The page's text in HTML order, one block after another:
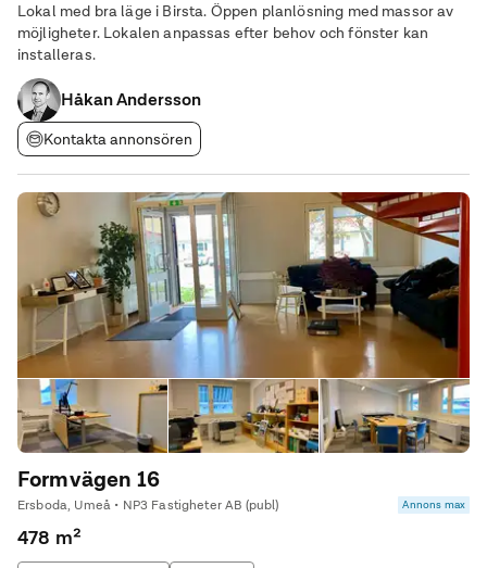
Lokal med bra läge i Birsta. Öppen planlösning med massor av
möjligheter. Lokalen anpassas efter behov och fönster kan
installeras.
Håkan Andersson
Kontakta annonsören
Formvägen 16
Ersboda, Umeå • NP3 Fastigheter AB (publ) Annons max
478 m²